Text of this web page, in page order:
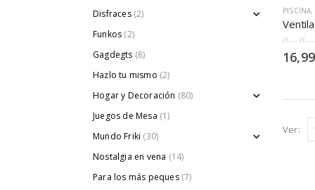
PISCINA,
0out
16,99
Ver:
Disfraces (2)
Funkos (2)
Gagdegts (8)
Hazlo tu mismo (2)
Hogar y Decoración (80)
Juegos de Mesa (1)
Mundo Friki (30)
Nostalgia en vena (14)
Para los más peques (7)